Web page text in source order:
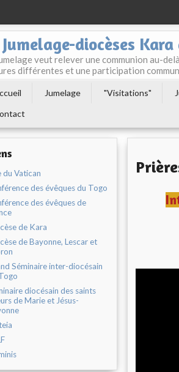
Jumelage-diocèses
veut relever une communion au-
différentes et une participation
Jumelage "Visitations"
du Vatican
des évêques du Togo
des évêques de
de Kara
de Bayonne, Lescar et
Séminaire inter-diocésain
diocésain des saints
de Marie et Jésus-